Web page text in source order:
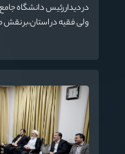
در دیدار رئیس دانشگاه
ولی فقیه در استان،بر
تبیین مسائل کشور و